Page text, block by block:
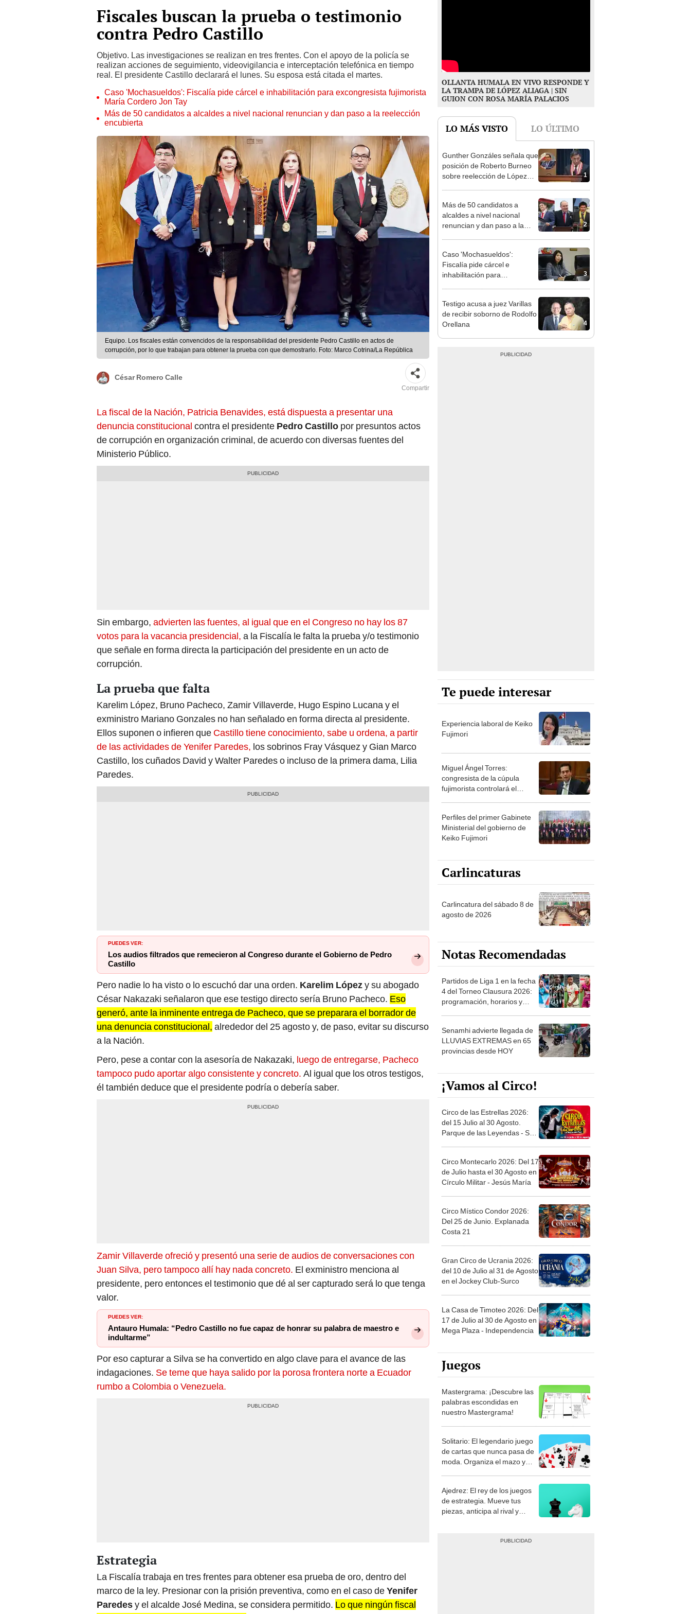
Fiscales buscan la prueba o testimonio
contra Pedro Castillo
Objetivo. Las investigaciones se realizan en tres frentes. Con el apoyo de la policía se
realizan acciones de seguimiento, videovigilancia e interceptación telefónica en tiempo
real. El presidente Castillo declarará el lunes. Su esposa está citada el martes.
Caso 'Mochasueldos': Fiscalía pide cárcel e inhabilitación para excongresista fujimorista
María Cordero Jon Tay
Más de 50 candidatos a alcaldes a nivel nacional renuncian y dan paso a la reelección
encubierta
Equipo. Los fiscales están convencidos de la responsabilidad del presidente Pedro Castillo en actos de
corrupción, por lo que trabajan para obtener la prueba con que demostrarlo. Foto: Marco Cotrina/La República
César Romero Calle
Compartir
La fiscal de la Nación, Patricia Benavides, está dispuesta a presentar una
denuncia constitucional contra el presidente Pedro Castillo por presuntos actos
de corrupción en organización criminal, de acuerdo con diversas fuentes del
Ministerio Público.
Sin embargo, advierten las fuentes, al igual que en el Congreso no hay los 87
votos para la vacancia presidencial, a la Fiscalía le falta la prueba y/o testimonio
que señale en forma directa la participación del presidente en un acto de
corrupción.
La prueba que falta
Karelim López, Bruno Pacheco, Zamir Villaverde, Hugo Espino Lucana y el
exministro Mariano Gonzales no han señalado en forma directa al presidente.
Ellos suponen o infieren que Castillo tiene conocimiento, sabe u ordena, a partir
de las actividades de Yenifer Paredes, los sobrinos Fray Vásquez y Gian Marco
Castillo, los cuñados David y Walter Paredes o incluso de la primera dama, Lilia
Paredes.
PUEDES VER:
Los audios filtrados que remecieron al Congreso durante el Gobierno de Pedro
Castillo
Pero nadie lo ha visto o lo escuchó dar una orden. Karelim Lópezy su abogado
César Nakazaki señalaron que ese testigo directo sería Bruno Pacheco. Eso
generó, ante la inminente entrega de Pacheco, que se preparara el borrador de
una denuncia constitucional, alrededor del 25 agosto y, de paso, evitar su discurso
a la Nación.
Pero, pese a contar con la asesoría de Nakazaki, luego de entregarse, Pacheco
tampoco pudo aportar algo consistente y concreto. Al igual que los otros testigos,
él también deduce que el presidente podría o debería saber.
Zamir Villaverde ofreció y presentó una serie de audios de conversaciones con
Juan Silva, pero tampoco allí hay nada concreto. El exministro menciona al
presidente, pero entonces el testimonio que dé al ser capturado será lo que tenga
valor.
PUEDES VER:
Antauro Humala: “Pedro Castillo no fue capaz de honrar su palabra de maestro e
indultarme”
Por eso capturar a Silva se ha convertido en algo clave para el avance de las
indagaciones. Se teme que haya salido por la porosa frontera norte a Ecuador
rumbo a Colombia o Venezuela.
Estrategia
La Fiscalía trabaja en tres frentes para obtener esa prueba de oro, dentro del
marco de la ley. Presionar con la prisión preventiva, como en el caso deYenifer
Paredesy el alcalde José Medina, se considera permitido. Lo que ningún fiscal
OLLANTA HUMALA EN VIVO RESPONDE Y
LA TRAMPA DE LÓPEZ ALIAGA | SIN
GUION CON ROSA MARÍA PALACIOS
LO MÁS VISTO LO ÚLTIMO
1
Gunther Gonzáles señala que
posición de Roberto Burneo
sobre reelección de López
2
Más de 50 candidatos a
alcaldes a nivel nacional
renuncian y dan paso a la
3
Caso 'Mochasueldos':
Fiscalía pide cárcel e
inhabilitación para
4
Testigo acusa a juez Varillas
de recibir soborno de Rodolfo
Orellana
Te puede interesar
Experiencia laboral de Keiko
Fujimori
Miguel Ángel Torres:
congresista de la cúpula
fujimorista controlará el
Perfiles del primer Gabinete
Ministerial del gobierno de
Keiko Fujimori
Carlincaturas
Carlincatura del sábado 8 de
agosto de 2026
Notas Recomendadas
Partidos de Liga 1 en la fecha
4 del Torneo Clausura 2026:
programación, horarios y
Senamhi advierte llegada de
LLUVIAS EXTREMAS en 65
provincias desde HOY
¡Vamos al Circo!
Circo de las Estrellas 2026:
del 15 Julio al 30 Agosto.
Parque de las Leyendas - San
Circo Montecarlo 2026: Del 17
de Julio hasta el 30 Agosto en
Círculo Militar - Jesús María
Circo Místico Condor 2026:
Del 25 de Junio. Explanada
Costa 21
Gran Circo de Ucrania 2026:
del 10 de Julio al 31 de Agosto
en el Jockey Club-Surco
La Casa de Timoteo 2026: Del
17 de Julio al 30 de Agosto en
Mega Plaza - Independencia
Juegos
Mastergrama: ¡Descubre las
palabras escondidas en
nuestro Mastergrama!
Solitario: El legendario juego
de cartas que nunca pasa de
moda. Organiza el mazo y
Ajedrez: El rey de los juegos
de estrategia. Mueve tus
piezas, anticipa al rival y